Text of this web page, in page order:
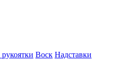
Воск Надставки